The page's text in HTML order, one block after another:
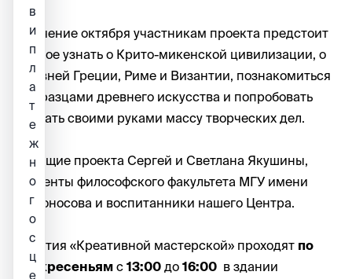
В течение октября участникам проекта предстоит
многое узнать о Крито-микенской цивилизации, о
Древней Греции, Риме и Византии, познакомиться
с образцами древнего искусства и попробовать
сделать своими руками массу творческих дел.
Ведущие проекта Сергей и Светлана Якушины,
студенты философского факультета МГУ имени
Ломоносова и воспитанники нашего Центра.
Занятия «Креативной мастерской» проходят по
воскресеньям с 13:00 до 16:00 в здании
в
и
п
л
а
т
е
ж
н
о
г
о
с
ц
е